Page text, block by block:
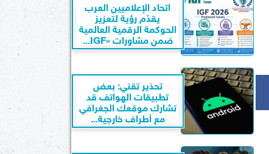
اتحاد الإعلاميين العرب
يقدّم رؤية لتعزيز
الحوكمة الرقمية العالمية
ضمن مشاورات «IGF...
تحذير تقني: بعض
تطبيقات الهواتف قد
تشارك موقعك الجغرافي
مع أطراف خارجية...